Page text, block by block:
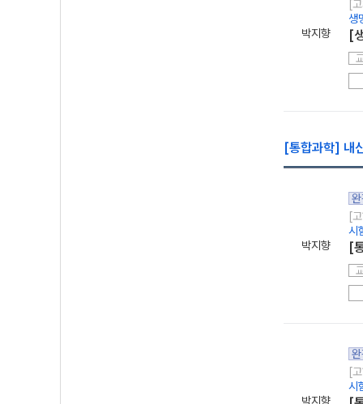
박지향
[
생
[
[통합과학] 내
박지향
[
시
[
박지향
[
시